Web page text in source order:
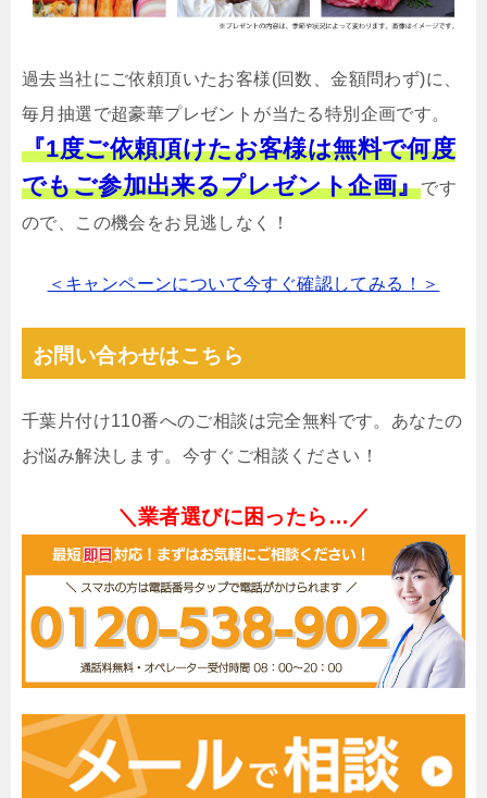
過去当社にご依頼頂いたお客様(回数、金額問わず)に、
毎月抽選で超豪華プレゼントが当たる特別企画です。
『1度ご依頼頂けたお客様は無料で何度
でもご参加出来るプレゼント企画』です
ので、この機会をお見逃しなく！
＜キャンペーンについて今すぐ確認してみる！＞
お問い合わせはこちら
千葉片付け110番へのご相談は完全無料です。あなたの
お悩み解決します。今すぐご相談ください！
＼業者選びに困ったら…／